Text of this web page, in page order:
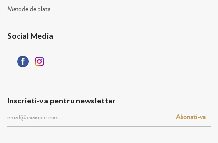
Metode de plata
Social Media
Inscrieti-va pentru newsletter
Abonati-va